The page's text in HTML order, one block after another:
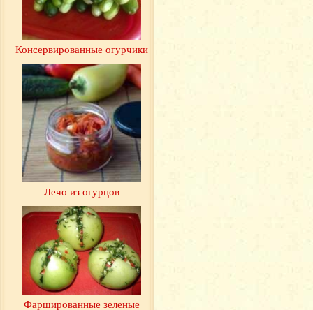
Консервированные огурчики
Лечо из огурцов
Фаршированные зеленые